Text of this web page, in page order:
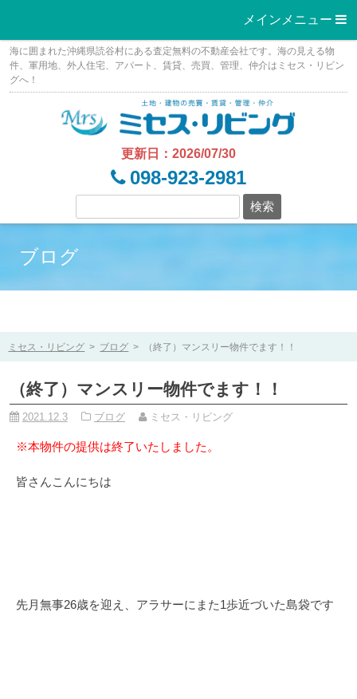
メインメニュー 
Skip
content
海に囲まれた沖縄県読谷村にある査定無料の不動産会社です。海の見える物
件、軍用地、外人住宅、アパート、賃貸、売買、管理、仲介はミセス・リビン
グへ！
更新日：2026/07/30
098-923-2981
ブログ
ミセス・リビング > ブログ > （終了）マンスリー物件でます！！
（終了）マンスリー物件でます！！
2021.12.3 ブログ ミセス・リビング
※本物件の提供は終了いたしました。
皆さんこんにちは
先月無事26歳を迎え、アラサーにまた1歩近づいた島袋です